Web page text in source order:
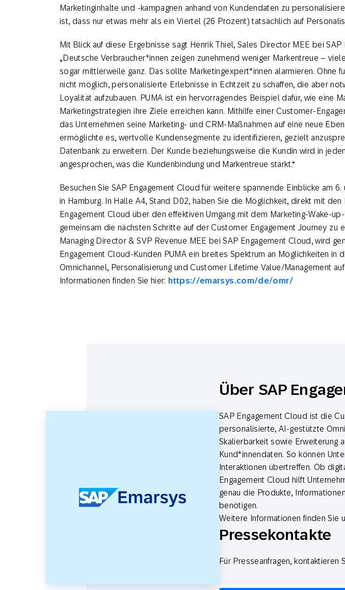
Marketinginhalte und -kampagnen anhand von Kundendaten zu
ist, dass nur etwas mehr als ein Viertel (26 Prozent) tatsächlich auf
Mit Blick auf diese Ergebnisse sagt Henrik Thiel, Sales Director MEE bei SAP
„Deutsche Verbraucher*innen zeigen zunehmend weniger Markentreue –
sogar mittlerweile ganz. Das sollte Marketingexpert*innen alarmieren. Ohne
nicht möglich, personalisierte Erlebnisse in Echtzeit zu schaffen, die aber
Loyalität aufzubauen. PUMA ist ein hervorragendes Beispiel dafür, wie eine
Marketingstrategien ihre Ziele erreichen kann. Mithilfe einer Customer-
das Unternehmen seine Marketing- und CRM-Maßnahmen auf eine neue
ermöglichte es, wertvolle Kundensegmente zu identifizieren, gezielt
Datenbank zu erweitern. Der Kunde beziehungsweise die Kundin wird in
angesprochen, was die Kundenbindung und Markentreue stärkt.“
Besuchen Sie SAP Engagement Cloud für weitere spannende Einblicke am 6.
in Hamburg. In Halle A4, Stand D02, haben Sie die Möglichkeit, direkt mit den
Engagement Cloud über den effektiven Umgang mit dem Marketing-Wake-
gemeinsam die nächsten Schritte auf der Customer Engagement Journey zu
Managing Director & SVP Revenue MEE bei SAP Engagement Cloud, wird
Engagement Cloud-Kunden PUMA ein breites Spektrum an Möglichkeiten in
Omnichannel, Personalisierung und Customer Lifetime Value/Management
Informationen finden Sie hier: https://emarsys.com/de/omr/
Über SAP
SAP Engagement Cloud ist die
personalisierte, AI-gestützte
Skalierbarkeit sowie Erweiterung
Kund*innendaten. So können
Interaktionen übertreffen. Ob
Engagement Cloud hilft
genau die Produkte,
benötigen.
Weitere Informationen finden Sie
Pressekontakte
Für Presseanfragen, kontaktieren